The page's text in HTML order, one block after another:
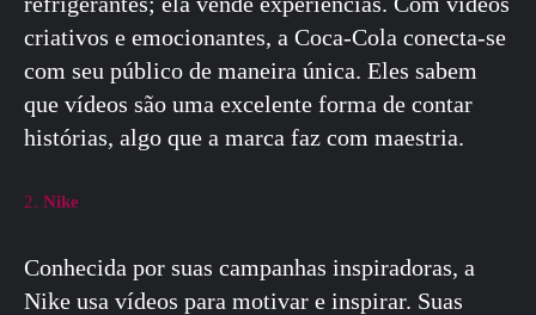
criativos e emocionantes, a Coca-Cola conecta-se
com seu público de maneira única. Eles sabem
que vídeos são uma excelente forma de contar
histórias, algo que a marca faz com maestria.
2. Nike
Conhecida por suas campanhas inspiradoras, a
Nike usa vídeos para motivar e inspirar. Suas